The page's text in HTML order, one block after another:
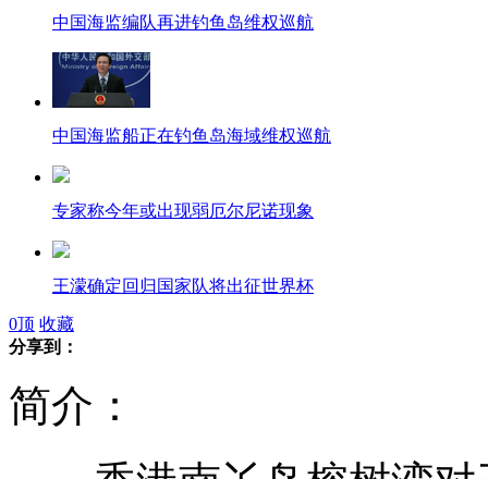
中国海监编队再进钓鱼岛维权巡航
中国海监船正在钓鱼岛海域维权巡航
专家称今年或出现弱厄尔尼诺现象
王濛确定回归国家队将出征世界杯
李娜横扫对手挺进中网第三轮
美两航母接近钓鱼岛称为维持和平
0顶 收藏
分享到：
简介：